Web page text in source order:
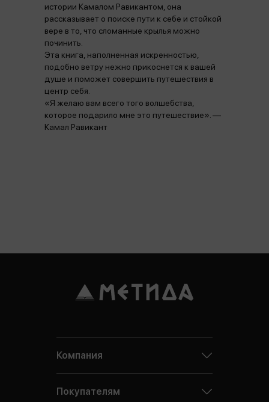
истории Камалом Равикантом, она
рассказывает о поиске пути к себе и стойкой
вере в то, что сломанные крылья можно
починить.
Эта книга, наполненная искренностью,
подобно ветру нежно прикоснется к вашей
душе и поможет совершить путешествия в
центр себя.
«Я желаю вам всего того волшебства,
которое подарило мне это путешествие». —
Камал Равикант
Компания
Покупателям